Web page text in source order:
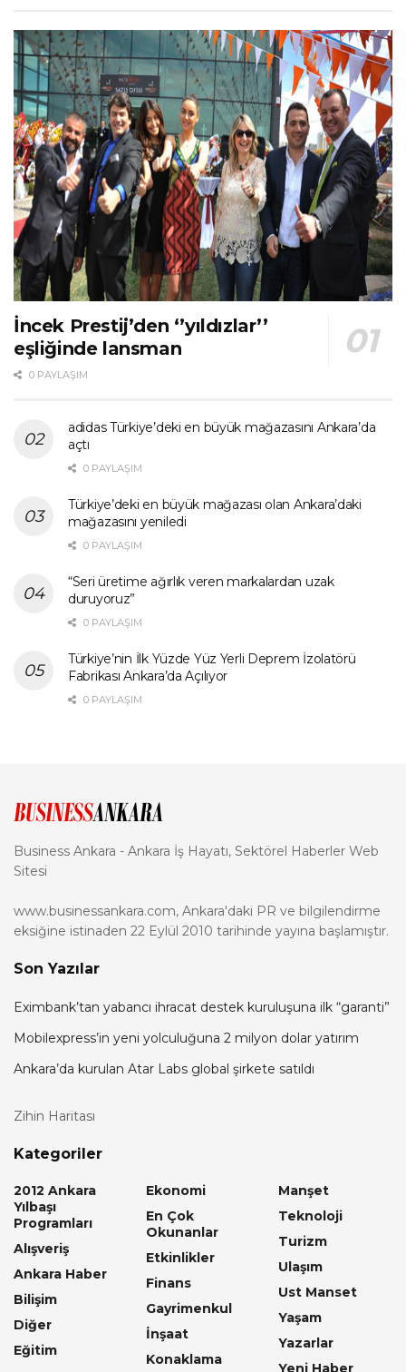
İncek Prestij’den ‘’yıldızlar’’
eşliğinde lansman
0 PAYLAŞIM
adidas Türkiye’deki en büyük mağazasını Ankara’da
açtı
0 PAYLAŞIM
Türkiye’deki en büyük mağazası olan Ankara’daki
mağazasını yeniledi
0 PAYLAŞIM
“Seri üretime ağırlık veren markalardan uzak
duruyoruz”
0 PAYLAŞIM
Türkiye’nin İlk Yüzde Yüz Yerli Deprem İzolatörü
Fabrikası Ankara’da Açılıyor
0 PAYLAŞIM
Business Ankara - Ankara İş Hayatı, Sektörel Haberler Web
Sitesi
www.businessankara.com, Ankara'daki PR ve bilgilendirme
eksiğine istinaden 22 Eylül 2010 tarihinde yayına başlamıştır.
Son Yazılar
Eximbank’tan yabancı ihracat destek kuruluşuna ilk “garanti”
Mobilexpress’in yeni yolculuğuna 2 milyon dolar yatırım
Ankara’da kurulan Atar Labs global şirkete satıldı
Zihin Haritası
Kategoriler
2012 Ankara
Yılbaşı
Programları
Alışveriş
Ankara Haber
Bilişim
Diğer
Eğitim
Ekonomi
En Çok
Okunanlar
Etkinlikler
Finans
Gayrimenkul
İnşaat
Konaklama
Manşet
Teknoloji
Turizm
Ulaşım
Ust Manset
Yaşam
Yazarlar
Yeni Haber